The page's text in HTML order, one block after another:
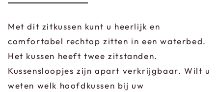
Met dit zitkussen kunt u heerlijk en
comfortabel rechtop zitten in een waterbed.
Het kussen heeft twee zitstanden.
Kussensloopjes zijn apart verkrijgbaar. Wilt u
weten welk hoofdkussen bij uw